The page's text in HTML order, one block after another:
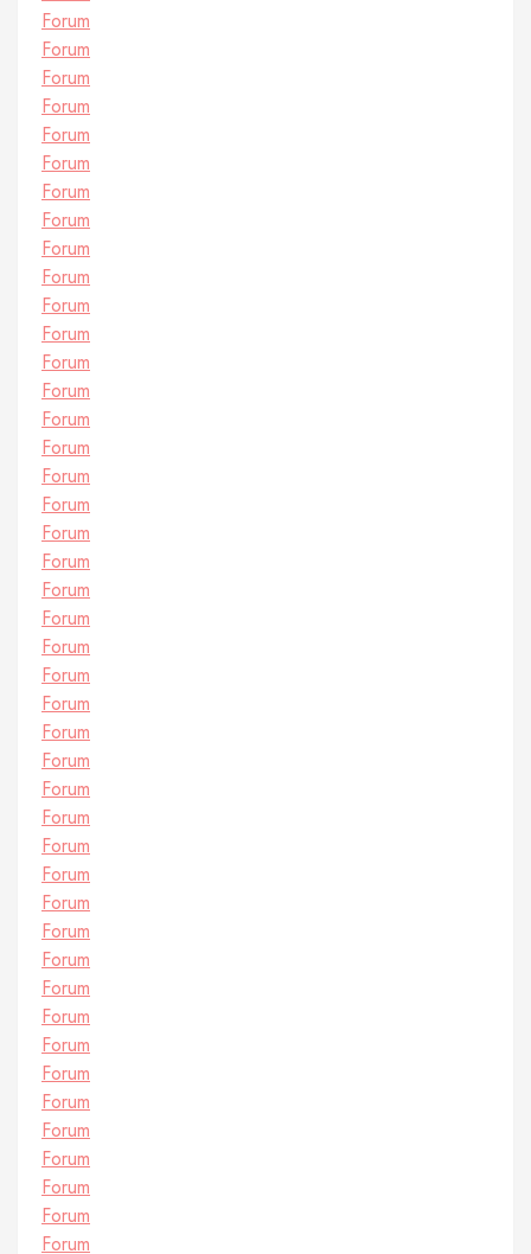
Forum
Forum
Forum
Forum
Forum
Forum
Forum
Forum
Forum
Forum
Forum
Forum
Forum
Forum
Forum
Forum
Forum
Forum
Forum
Forum
Forum
Forum
Forum
Forum
Forum
Forum
Forum
Forum
Forum
Forum
Forum
Forum
Forum
Forum
Forum
Forum
Forum
Forum
Forum
Forum
Forum
Forum
Forum
Forum